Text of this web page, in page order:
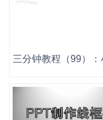
三分钟教程（99）